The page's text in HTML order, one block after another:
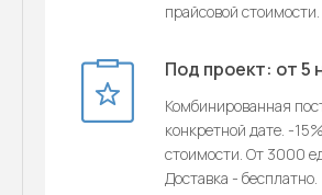
прайсовой стоимости.
Под проект: от 5
Комбинированная
конкретной дате. -
стоимости. От 3000
Доставка - бесплатно.